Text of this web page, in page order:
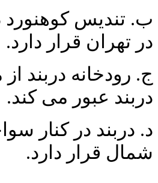
ب. تندیس کوهنورد
در تهران قرار دارد.
ج. رودخانه دربند
دربند عبور می ­کند.
د. دربند در کنار
شمال قرار دارد.